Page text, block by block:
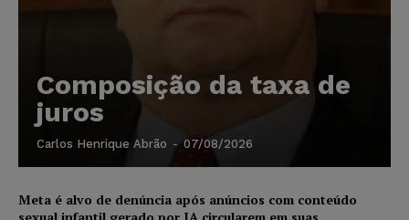
Composição da taxa de
juros
Carlos Henrique Abrão - 07/08/2026
Meta é alvo de denúncia após anúncios com conteúdo